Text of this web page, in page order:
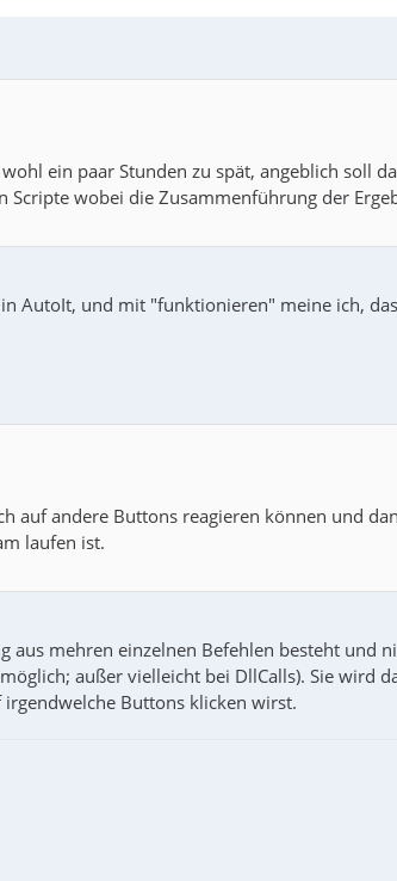
ein paar Stunden zu spät, angeblich soll
wobei die Zusammenführung der
AutoIt, und mit "funktionieren" meine ich,
auf andere Buttons reagieren können und
laufen ist.
aus mehren einzelnen Befehlen besteht und
außer vielleicht bei DllCalls). Sie wird
Buttons klicken wirst.